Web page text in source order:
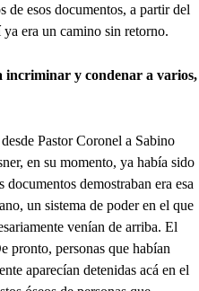
de esos documentos, a partir del
era un camino sin retorno.
incriminar y condenar a varios,
Pastor Coronel a Sabino
en su momento, ya había sido
demostraban era esa
un sistema de poder en el que
venían de arriba. El
pronto, personas que habían
aparecían detenidas acá en el